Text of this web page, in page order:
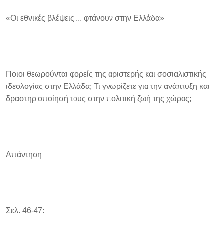
«Οι εθνικές βλέψεις ... φτάνουν στην Ελλάδα»
Ποιοι θεωρούνται φορείς της αριστερής και σοσιαλιστικής
ιδεολογίας στην Ελλάδα; Τι γνωρίζετε για την ανάπτυξη και
δραστηριοποίησή τους στην πολιτική ζωή της χώρας;
Απάντηση
Σελ. 46-47: